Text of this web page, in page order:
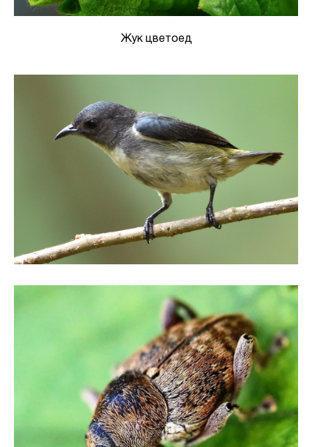
Жук цветоед